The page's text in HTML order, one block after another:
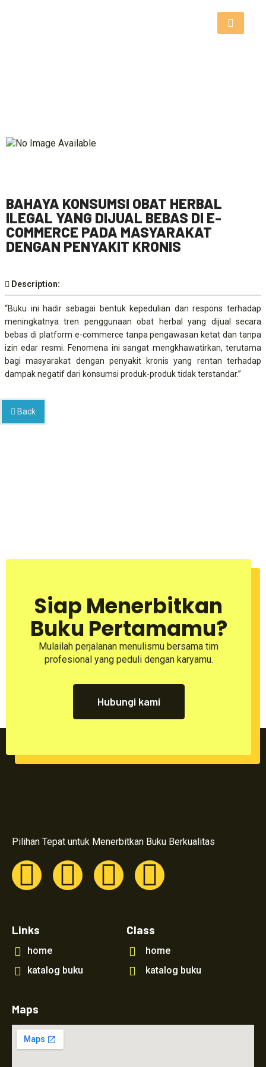
BAHAYA KONSUMSI OBAT HERBAL
ILEGAL YANG DIJUAL BEBAS DI E-
COMMERCE PADA MASYARAKAT
DENGAN PENYAKIT KRONIS
Description:
“Buku ini hadir sebagai bentuk kepedulian dan respons terhadap
meningkatnya tren penggunaan obat herbal yang dijual secara
bebas di platform e-commerce tanpa pengawasan ketat dan tanpa
izin edar resmi. Fenomena ini sangat mengkhawatirkan, terutama
bagi masyarakat dengan penyakit kronis yang rentan terhadap
dampak negatif dari konsumsi produk-produk tidak terstandar.”
Back
Siap Menerbitkan
Buku Pertamamu?
Mulailah perjalanan menulismu bersama tim
profesional yang peduli dengan karyamu.
Hubungi kami
Pilihan Tepat untuk Menerbitkan Buku Berkualitas
Links
home
katalog buku
Class
home
katalog buku
Maps